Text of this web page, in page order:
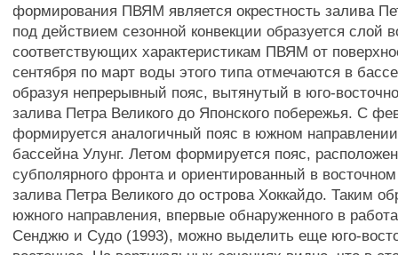
формирования ПВЯМ является окрестность залива
под действием сезонной конвекции образуется слой
соответствующих характеристикам ПВЯМ от
сентября по март воды этого типа отмечаются в
образуя непрерывный пояс, вытянутый в юго-
залива Петра Великого до Японского побережья. С
формируется аналогичный пояс в южном
бассейна Улунг. Летом формируется пояс,
субполярного фронта и ориентированный в
залива Петра Великого до острова Хоккайдо. Таким
южного направления, впервые обнаруженного в
Сенджю и Судо (1993), можно выделить еще юго-